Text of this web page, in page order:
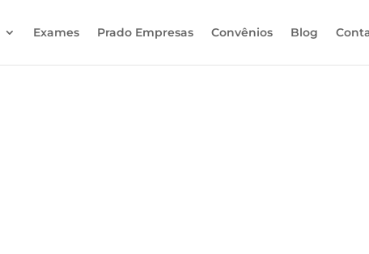
Exames Prado Empresas Convênios Blog